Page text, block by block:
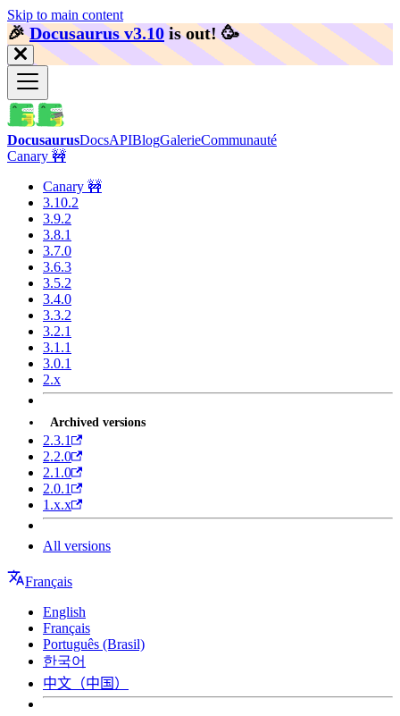
Skip to main content
🎉️Docusaurus v3.10 is out! 🥳️
DocusaurusDocsAPIBlogGalerieCommunauté
Canary 🚧
Canary 🚧
3.10.2
3.9.2
3.8.1
3.7.0
3.6.3
3.5.2
3.4.0
3.3.2
3.2.1
3.1.1
3.0.1
2.x
Archived versions
2.3.1
2.2.0
2.1.0
2.0.1
1.x.x
All versions
Français
English
Français
Português (Brasil)
한국어
中文（中国）